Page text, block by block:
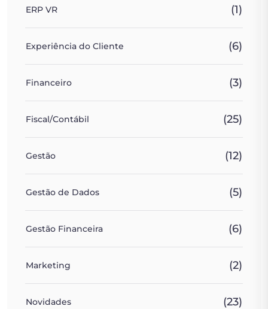
ERP VR (1)
Experiência do Cliente (6)
Financeiro (3)
Fiscal/Contábil (25)
Gestão (12)
Gestão de Dados (5)
Gestão Financeira (6)
Marketing (2)
Novidades (23)